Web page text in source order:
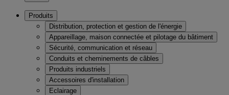
Produits
Distribution, protection et gestion de l'énergie
Appareillage, maison connectée et pilotage du bâtiment
Sécurité, communication et réseau
Conduits et cheminements de câbles
Produits industriels
Accessoires d'installation
Eclairage